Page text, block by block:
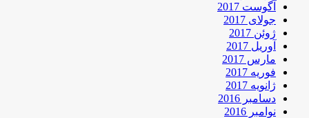
آگوست 2017
جولای 2017
ژوئن 2017
آوریل 2017
مارس 2017
فوریه 2017
ژانویه 2017
دسامبر 2016
نوامبر 2016